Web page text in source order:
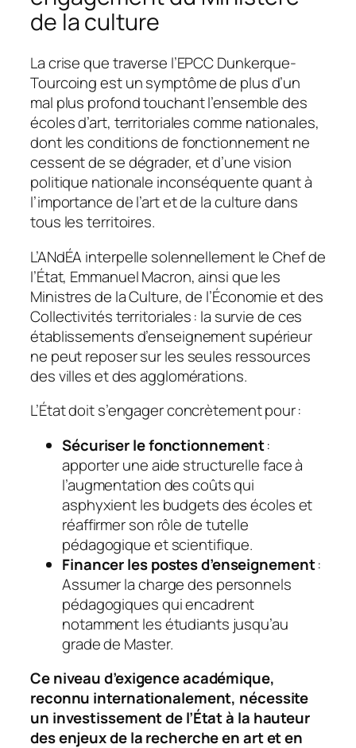
de la culture
La crise que traverse l’EPCC Dunkerque-
Tourcoing est un symptôme de plus d’un
mal plus profond touchant l’ensemble des
écoles d’art, territoriales comme nationales,
dont les conditions de fonctionnement ne
cessent de se dégrader, et d’une vision
politique nationale inconséquente quant à
l’importance de l’art et de la culture dans
tous les territoires.
L’ANdÉA interpelle solennellement le Chef de
l’État, Emmanuel Macron, ainsi que les
Ministres de la Culture, de l’Économie et des
Collectivités territoriales : la survie de ces
établissements d’enseignement supérieur
ne peut reposer sur les seules ressources
des villes et des agglomérations.
L’État doit s’engager concrètement pour :
Sécuriser le fonctionnement:
apporter une aide structurelle face à
l’augmentation des coûts qui
asphyxient les budgets des écoles et
réaffirmer son rôle de tutelle
pédagogique et scientifique.
Financer les postes d’enseignement:
Assumer la charge des personnels
pédagogiques qui encadrent
notamment les étudiants jusqu’au
grade de Master.
Ce niveau d’exigence académique,
reconnu internationalement, nécessite
un investissement de l’État à la hauteur
des enjeux de la recherche en art et en